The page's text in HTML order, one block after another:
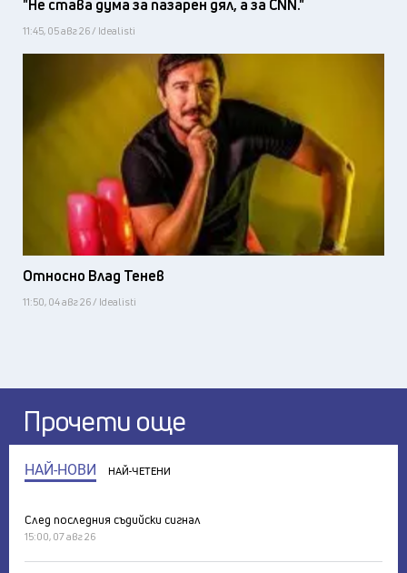
"Не става дума за пазарен дял, а за CNN."
11:45, 05 авг 26 / Idealisti
Относно Влад Тенев
11:50, 04 авг 26 / Idealisti
Прочети още
НАЙ-НОВИ НАЙ-ЧЕТЕНИ
След последния съдийски сигнал
15:00, 07 авг 26